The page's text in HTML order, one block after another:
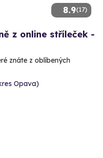
8.9(17)
z online stříleček -
znáte z oblíbených
Opava)